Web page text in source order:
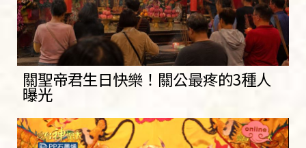
關聖帝君生日快樂！關公最疼的3種人
曝光